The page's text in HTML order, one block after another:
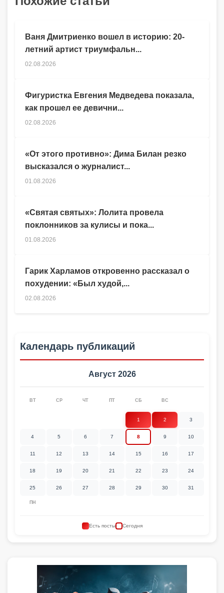
Гарик Харламов откровенно рассказал о
похудении: «Был худой,...
02.08.2026
Ваня Дмитриенко вошел в историю: 20-
летний артист триумфальн...
02.08.2026
Фигуристка Евгения Медведева показала,
как прошел ее девични...
02.08.2026
«От этого противно»: Дима Билан резко
высказался о журналист...
01.08.2026
«Святая святых»: Лолита провела
поклонников за кулисы и пока...
01.08.2026
Календарь публикаций
Август 2026
ПН
ВТ СР ЧТ ПТ СБ ВС
1 2 3
4 5 6 7 8 9 10
11 12 13 14 15 16 17
18 19 20 21 22 23 24
25 26 27 28 29 30 31
Есть посты Сегодня